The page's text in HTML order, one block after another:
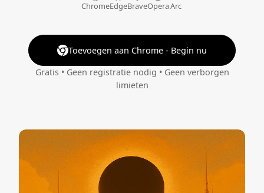
ChromeEdgeBraveOperaArc
Toevoegen aan Chrome - Begin nu
Gratis • Geen registratie nodig • Geen verborgen
limieten